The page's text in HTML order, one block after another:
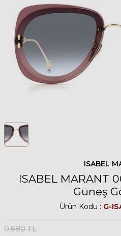
ISABEL
ISABEL MARANT
Güneş
Ürün Kodu : G-
9.680TL